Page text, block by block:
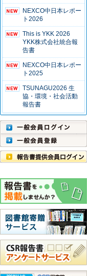
NEXCO中日本レポー
ト2026
This is YKK 2026
YKK株式会社統合報
告書
NEXCO中日本レポー
ト2025
TSUNAGU2026 生
協・環境・社会活動
報告書